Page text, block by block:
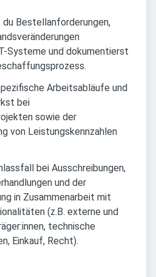
Bestellanforderungen,
Systeme und dokumentierst
Arbeitsabläufe und
bei
sowie der
von Leistungskennzahlen
bei Ausschreibungen,
und der
in Zusammenarbeit mit
(z.B. externe und
technische
Einkauf, Recht).